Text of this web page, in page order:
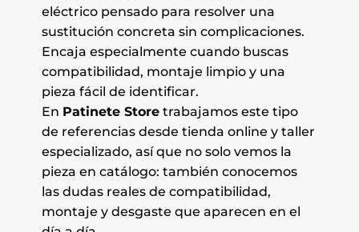
eléctrico pensado para resolver una
sustitución concreta sin complicaciones.
Encaja especialmente cuando buscas
compatibilidad, montaje limpio y una
pieza fácil de identificar.
En Patinete Storetrabajamos este tipo
de referencias desde tienda online y taller
especializado, así que no solo vemos la
pieza en catálogo: también conocemos
las dudas reales de compatibilidad,
montaje y desgaste que aparecen en el